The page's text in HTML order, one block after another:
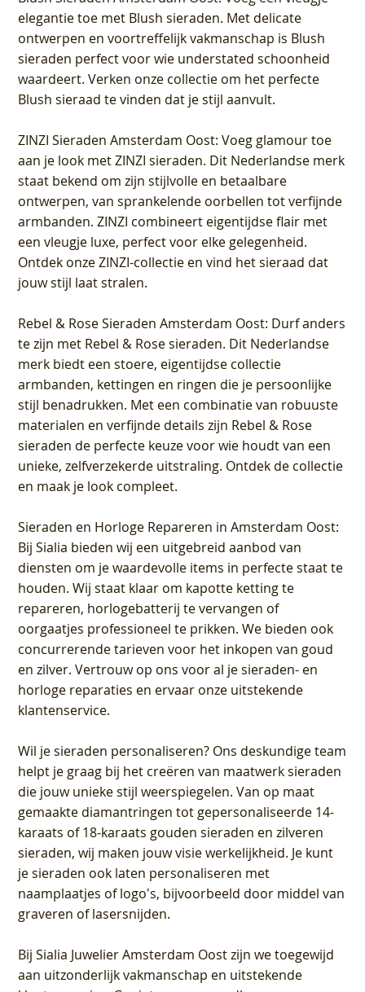
elegantie toe met Blush sieraden. Met delicate
ontwerpen en voortreffelijk vakmanschap is Blush
sieraden perfect voor wie understated schoonheid
waardeert. Verken onze collectie om het perfecte
Blush sieraad te vinden dat je stijl aanvult.
ZINZI Sieraden Amsterdam Oost: Voeg glamour toe
aan je look met ZINZI sieraden. Dit Nederlandse merk
staat bekend om zijn stijlvolle en betaalbare
ontwerpen, van sprankelende oorbellen tot verfijnde
armbanden. ZINZI combineert eigentijdse flair met
een vleugje luxe, perfect voor elke gelegenheid.
Ontdek onze ZINZI-collectie en vind het sieraad dat
jouw stijl laat stralen.
Rebel & Rose Sieraden Amsterdam Oost: Durf anders
te zijn met Rebel & Rose sieraden. Dit Nederlandse
merk biedt een stoere, eigentijdse collectie
armbanden, kettingen en ringen die je persoonlijke
stijl benadrukken. Met een combinatie van robuuste
materialen en verfijnde details zijn Rebel & Rose
sieraden de perfecte keuze voor wie houdt van een
unieke, zelfverzekerde uitstraling. Ontdek de collectie
en maak je look compleet.
Sieraden en Horloge Repareren in Amsterdam Oost:
Bij Sialia bieden wij een uitgebreid aanbod van
diensten om je waardevolle items in perfecte staat te
houden. Wij staat klaar om kapotte ketting te
repareren, horlogebatterij te vervangen of
oorgaatjes professioneel te prikken. We bieden ook
concurrerende tarieven voor het inkopen van goud
en zilver. Vertrouw op ons voor al je sieraden- en
horloge reparaties en ervaar onze uitstekende
klantenservice.
Wil je sieraden personaliseren? Ons deskundige team
helpt je graag bij het creëren van maatwerk sieraden
die jouw unieke stijl weerspiegelen. Van op maat
gemaakte diamantringen tot gepersonaliseerde 14-
karaats of 18-karaats gouden sieraden en zilveren
sieraden, wij maken jouw visie werkelijkheid. Je kunt
je sieraden ook laten personaliseren met
naamplaatjes of logo's, bijvoorbeeld door middel van
graveren of lasersnijden.
BijSialia Juwelier Amsterdam Oostzijn we toegewijd
aan uitzonderlijk vakmanschap en uitstekende